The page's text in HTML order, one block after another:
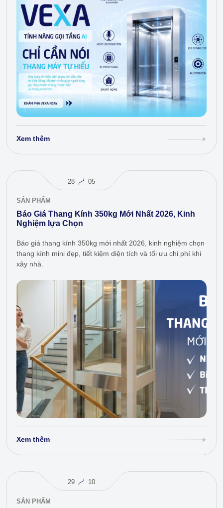
Xem thêm
28 05
SẢN PHẨM
Báo Giá Thang Kính 350kg Mới Nhất 2026, Kinh
Nghiệm lựa Chọn
Báo giá thang kính 350kg mới nhất 2026, kinh nghiệm chọn
thang kính mini đẹp, tiết kiệm diện tích và tối ưu chi phí khi
xây nhà.
Xem thêm
29 10
SẢN PHẨM